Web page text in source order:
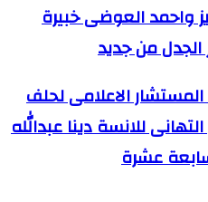
واحمد العوضى خبيرة
الجدل من جديد
الاعلامى لحلف
للانسة دينا عبدالله
عشرة